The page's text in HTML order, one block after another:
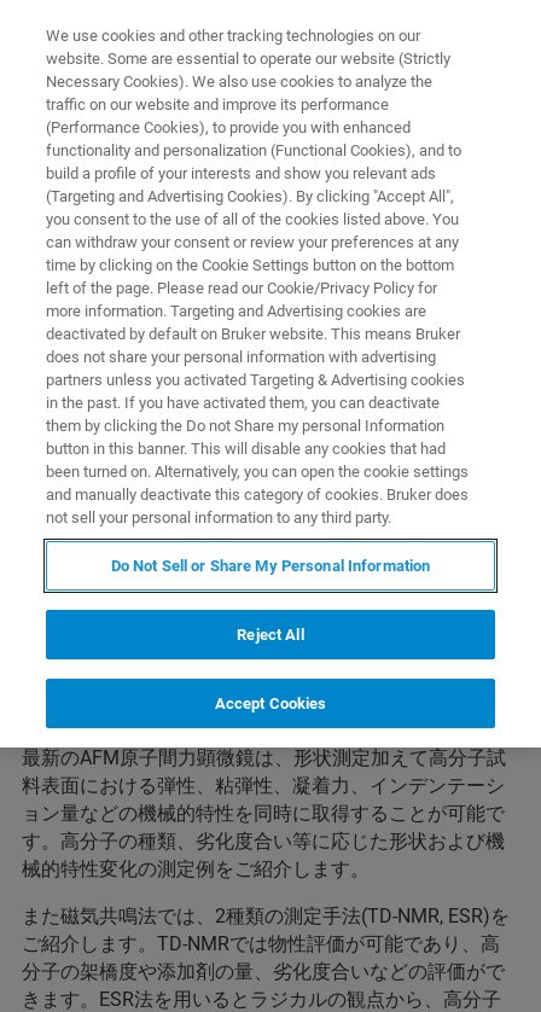
AFMと磁気共鳴装置による多角
的高分子解析
本ウェビナーは、2021年3月10日に開催され
ます。
内容
今回は、ナノ表面計測事業部およびバイオスピン事業部
の合同企画です。高分子の評価をテーマに、それぞれ観
点の異なる技術と測定例をコンパクトにまとめてご紹介
最新のAFM原子間力顕微鏡は、形状測定加えて高分子試
料表面における弾性、粘弾性、凝着力、インデンテーシ
ョン量などの機械的特性を同時に取得することが可能で
す。高分子の種類、劣化度合い等に応じた形状および機
械的特性変化の測定例をご紹介します。
また磁気共鳴法では、2種類の測定手法(TD-NMR, ESR)を
ご紹介します。TD-NMRでは物性評価が可能であり、高
分子の架橋度や添加剤の量、劣化度合いなどの評価がで
きます。ESR法を用いるとラジカルの観点から、高分子
We use cookies and other tracking technologies on our
website. Some are essential to operate our website (Strictly
Necessary Cookies). We also use cookies to analyze the
traffic on our website and improve its performance
(Performance Cookies), to provide you with enhanced
functionality and personalization (Functional Cookies), and to
build a profile of your interests and show you relevant ads
(Targeting and Advertising Cookies). By clicking "Accept All",
you consent to the use of all of the cookies listed above. You
can withdraw your consent or review your preferences at any
time by clicking on the Cookie Settings button on the bottom
left of the page. Please read our Cookie/Privacy Policy for
more information. Targeting and Advertising cookies are
deactivated by default on Bruker website. This means Bruker
does not share your personal information with advertising
partners unless you activated Targeting & Advertising cookies
in the past. If you have activated them, you can deactivate
them by clicking the Do not Share my personal Information
button in this banner. This will disable any cookies that had
been turned on. Alternatively, you can open the cookie settings
and manually deactivate this category of cookies. Bruker does
not sell your personal information to any third party.
Do Not Sell or Share My Personal Information
Reject All
Accept Cookies